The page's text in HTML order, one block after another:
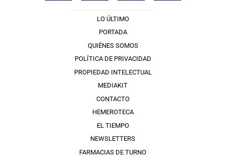
LO ÚLTIMO
PORTADA
QUIÉNES SOMOS
POLÍTICA DE PRIVACIDAD
PROPIEDAD INTELECTUAL
MEDIAKIT
CONTACTO
HEMEROTECA
EL TIEMPO
NEWSLETTERS
FARMACIAS DE TURNO